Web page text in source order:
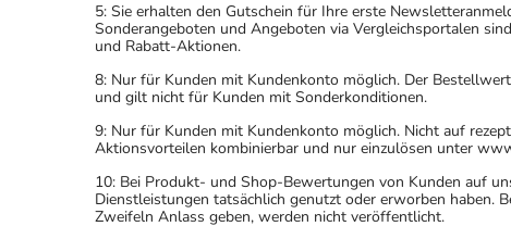
5: Sie erhalten den Gutschein für Ihre erste
Sonderangeboten und Angeboten via Vergleichsportalen
und Rabatt-Aktionen.
8: Nur für Kunden mit Kundenkonto möglich. Der
und gilt nicht für Kunden mit Sonderkonditionen.
9: Nur für Kunden mit Kundenkonto möglich. Nicht auf
Aktionsvorteilen kombinierbar und nur einzulösen unter
10: Bei Produkt- und Shop-Bewertungen von Kunden auf
Dienstleistungen tatsächlich genutzt oder erworben
Zweifeln Anlass geben, werden nicht veröffentlicht.